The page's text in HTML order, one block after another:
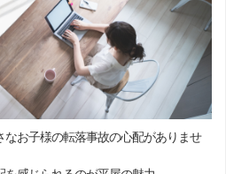
お子様の転落事故の心配がありませ